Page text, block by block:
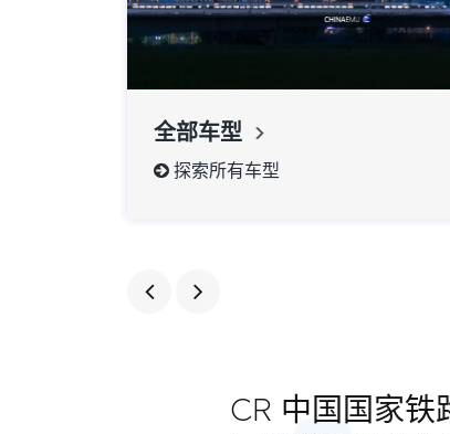
全部车型
探索所有车型
CR 中国国家铁